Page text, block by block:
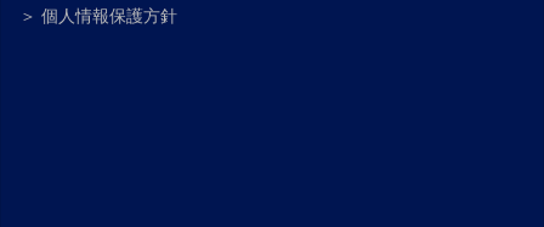
＞ 個人情報保護方針